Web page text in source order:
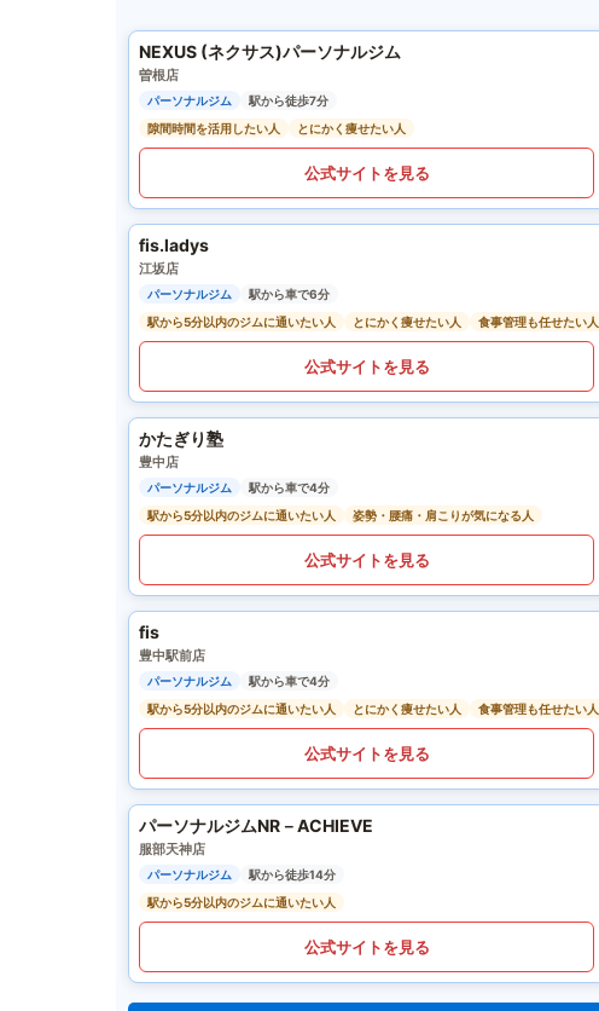
NEXUS (ネクサス)パーソナルジム
曽根店
パーソナルジム
駅から徒歩7分
隙間時間を活用したい人
とにかく痩せたい人
公式サイトを見る
fis.ladys
江坂店
パーソナルジム
駅から車で6分
駅から5分以内のジムに通いたい人
とにかく痩せたい人 食事管理も任せたい人
公式サイトを見る
かたぎり塾
豊中店
パーソナルジム
駅から車で4分
駅から5分以内のジムに通いたい人
姿勢・腰痛・肩こりが気になる人
公式サイトを見る
fis
豊中駅前店
パーソナルジム
駅から車で4分
駅から5分以内のジムに通いたい人
とにかく痩せたい人 食事管理も任せたい人
公式サイトを見る
パーソナルジムNR－ACHIEVE
服部天神店
パーソナルジム
駅から徒歩14分
駅から5分以内のジムに通いたい人
公式サイトを見る